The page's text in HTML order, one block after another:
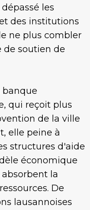
les
des institutions
ne plus combler
soutien de
banque
qui reçoit plus
de la ville
elle peine à
structures d'aide
économique
la
De
lausannoises